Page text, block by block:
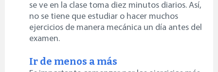
se ve en la clase toma diez minutos diarios. Así,
no se tiene que estudiar o hacer muchos
ejercicios de manera mecánica un día antes del
examen.
Ir de menos a más